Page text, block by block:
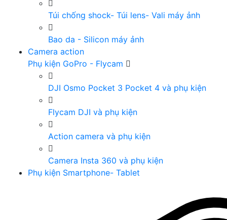
Túi chống shock- Túi lens- Vali máy ảnh
Bao da - Silicon máy ảnh
Camera action
Phụ kiện GoPro - Flycam
DJI Osmo Pocket 3 Pocket 4 và phụ kiện
Flycam DJI và phụ kiện
Action camera và phụ kiện
Camera Insta 360 và phụ kiện
Phụ kiện Smartphone- Tablet